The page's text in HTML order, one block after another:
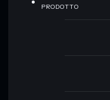
PRODOTTO